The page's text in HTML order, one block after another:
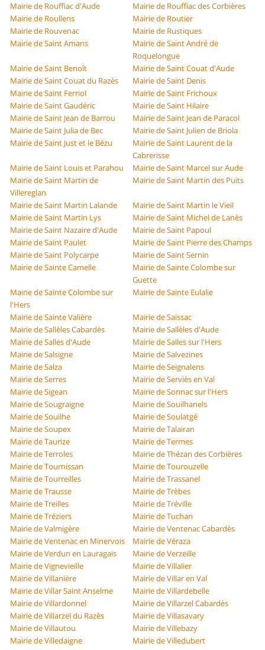
Mairie de Rouffiac d'Aude
Mairie de Rouffiac des Corbières
Mairie de Roullens
Mairie de Routier
Mairie de Rouvenac
Mairie de Rustiques
Mairie de Saint Amans
Mairie de Saint André de
Roquelongue
Mairie de Saint Benoît
Mairie de Saint Couat d'Aude
Mairie de Saint Couat du Razès
Mairie de Saint Denis
Mairie de Saint Ferriol
Mairie de Saint Frichoux
Mairie de Saint Gaudéric
Mairie de Saint Hilaire
Mairie de Saint Jean de Barrou
Mairie de Saint Jean de Paracol
Mairie de Saint Julia de Bec
Mairie de Saint Julien de Briola
Mairie de Saint Just et le Bézu
Mairie de Saint Laurent de la
Cabrerisse
Mairie de Saint Louis et Parahou
Mairie de Saint Marcel sur Aude
Mairie de Saint Martin de
Villereglan
Mairie de Saint Martin des Puits
Mairie de Saint Martin Lalande
Mairie de Saint Martin le Vieil
Mairie de Saint Martin Lys
Mairie de Saint Michel de Lanès
Mairie de Saint Nazaire d'Aude
Mairie de Saint Papoul
Mairie de Saint Paulet
Mairie de Saint Pierre des Champs
Mairie de Saint Polycarpe
Mairie de Saint Sernin
Mairie de Sainte Camelle
Mairie de Sainte Colombe sur
Guette
Mairie de Sainte Colombe sur
l'Hers
Mairie de Sainte Eulalie
Mairie de Sainte Valière
Mairie de Saissac
Mairie de Sallèles Cabardès
Mairie de Sallèles d'Aude
Mairie de Salles d'Aude
Mairie de Salles sur l'Hers
Mairie de Salsigne
Mairie de Salvezines
Mairie de Salza
Mairie de Seignalens
Mairie de Serres
Mairie de Serviès en Val
Mairie de Sigean
Mairie de Sonnac sur l'Hers
Mairie de Sougraigne
Mairie de Souilhanels
Mairie de Souilhe
Mairie de Soulatgé
Mairie de Soupex
Mairie de Talairan
Mairie de Taurize
Mairie de Termes
Mairie de Terroles
Mairie de Thézan des Corbières
Mairie de Tournissan
Mairie de Tourouzelle
Mairie de Tourreilles
Mairie de Trassanel
Mairie de Trausse
Mairie de Trèbes
Mairie de Treilles
Mairie de Tréville
Mairie de Tréziers
Mairie de Tuchan
Mairie de Valmigère
Mairie de Ventenac Cabardès
Mairie de Ventenac en Minervois
Mairie de Véraza
Mairie de Verdun en Lauragais
Mairie de Verzeille
Mairie de Vignevieille
Mairie de Villalier
Mairie de Villanière
Mairie de Villar en Val
Mairie de Villar Saint Anselme
Mairie de Villardebelle
Mairie de Villardonnel
Mairie de Villarzel Cabardès
Mairie de Villarzel du Razès
Mairie de Villasavary
Mairie de Villautou
Mairie de Villebazy
Mairie de Villedaigne
Mairie de Villedubert